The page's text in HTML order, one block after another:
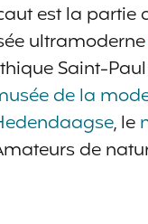
est la
ultramoderne
Saint-Paul
de la
, le
de